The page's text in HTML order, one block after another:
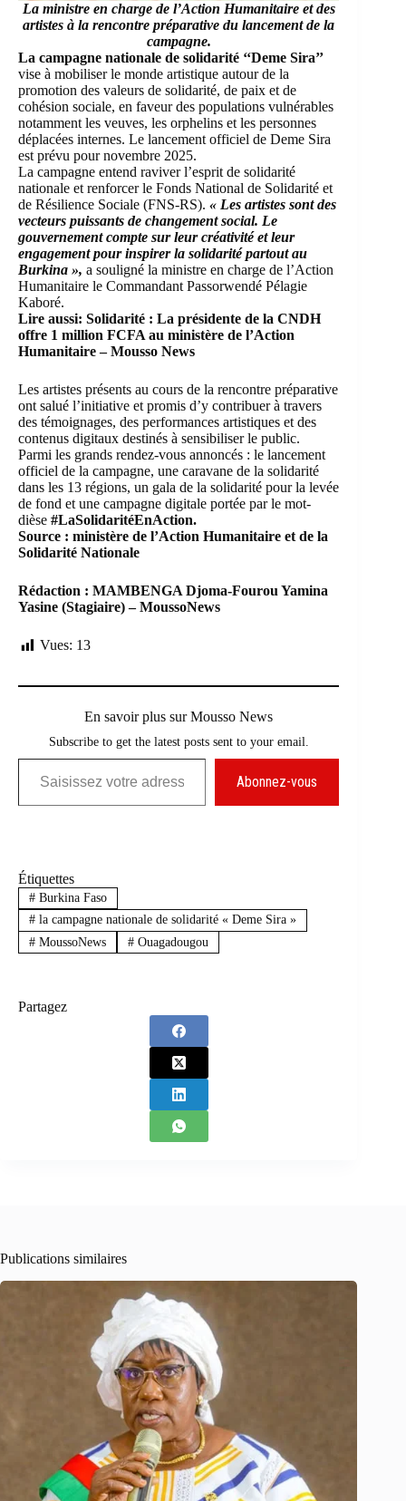
La ministre en charge de l’Action Humanitaire et des
artistes à la rencontre préparative du lancement de la
campagne.
La campagne nationale de solidarité ‘‘Deme Sira’’
vise à mobiliser le monde artistique autour de la
promotion des valeurs de solidarité, de paix et de
cohésion sociale, en faveur des populations vulnérables
notamment les veuves, les orphelins et les personnes
déplacées internes. Le lancement officiel de Deme Sira
est prévu pour novembre 2025.
La campagne entend raviver l’esprit de solidarité
nationale et renforcer le Fonds National de Solidarité et
de Résilience Sociale (FNS-RS). « Les artistes sont des
vecteurs puissants de changement social. Le
gouvernement compte sur leur créativité et leur
engagement pour inspirer la solidarité partout au
Burkina », a souligné la ministre en charge de l’Action
Humanitaire le Commandant Passorwendé Pélagie
Kaboré.
Lire aussi: Solidarité : La présidente de la CNDH
offre 1 million FCFA au ministère de l’Action
Humanitaire – Mousso News
Les artistes présents au cours de la rencontre préparative
ont salué l’initiative et promis d’y contribuer à travers
des témoignages, des performances artistiques et des
contenus digitaux destinés à sensibiliser le public.
Parmi les grands rendez-vous annoncés : le lancement
officiel de la campagne, une caravane de la solidarité
dans les 13 régions, un gala de la solidarité pour la levée
de fond et une campagne digitale portée par le mot-
dièse #LaSolidaritéEnAction.
Source : ministère de l’Action Humanitaire et de la
Solidarité Nationale
Rédaction : MAMBENGA Djoma-Fourou Yamina
Yasine (Stagiaire) – MoussoNews
Vues: 13
En savoir plus sur Mousso News
Subscribe to get the latest posts sent to your email.
Saisissez votre adresse e-mail…
Abonnez-vous
Étiquettes
#Burkina Faso
#la campagne nationale de solidarité « Deme Sira »
#MoussoNews #Ouagadougou
Partagez
Publications similaires